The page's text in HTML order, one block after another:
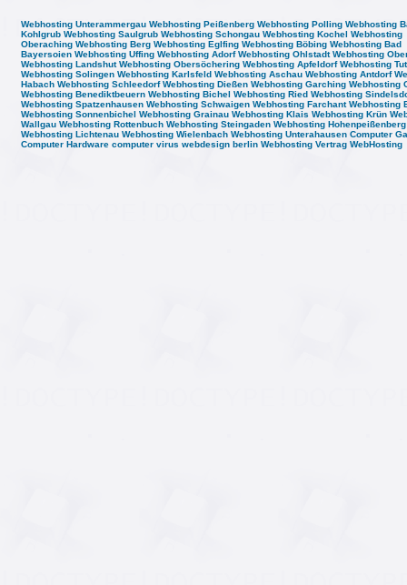
Webhosting Unterammergau Webhosting Peißenberg Webhosting Polling Webhosting
Kohlgrub Webhosting Saulgrub Webhosting Schongau Webhosting Kochel Webhosting
Oberaching Webhosting Berg Webhosting Eglfing Webhosting Böbing Webhosting Bad
Bayersoien Webhosting Uffing Webhosting Adorf Webhosting Ohlstadt Webhosting
Webhosting Landshut Webhosting Obersöchering Webhosting Apfeldorf Webhosting
Webhosting Solingen Webhosting Karlsfeld Webhosting Aschau Webhosting Antdorf
Habach Webhosting Schleedorf Webhosting Dießen Webhosting Garching Webhosting
Webhosting Benediktbeuern Webhosting Bichel Webhosting Ried Webhosting
Webhosting Spatzenhausen Webhosting Schwaigen Webhosting Farchant Webhosting
Webhosting Sonnenbichel Webhosting Grainau Webhosting Klais Webhosting Krün
Wallgau Webhosting Rottenbuch Webhosting Steingaden Webhosting Hohenpeißenberg
Webhosting Lichtenau Webhosting Wielenbach Webhosting Unterahausen Computer
Computer Hardware computer virus webdesign berlin Webhosting Vertrag WebHosting